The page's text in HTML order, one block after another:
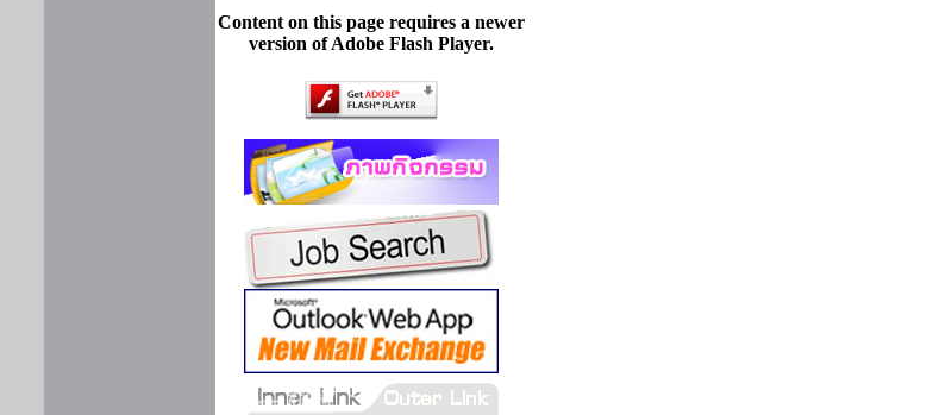
Content on this page requires a newer
version of Adobe Flash Player.